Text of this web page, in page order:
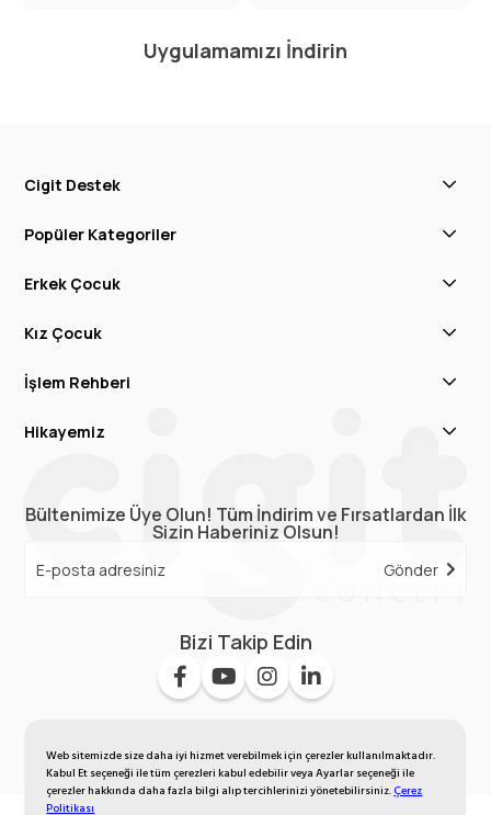
Web sitemizde size daha iyi hizmet verebilmek için çerezler kullanılmaktadır.
Kabul Et seçeneği ile tüm çerezleri kabul edebilir veya Ayarlar seçeneği ile
çerezler hakkında daha fazla bilgi alıp tercihlerinizi yönetebilirsiniz.Çerez
Politikası
Uygulamamızı İndirin
Cigit Destek
Popüler Kategoriler
Erkek Çocuk
Kız Çocuk
İşlem Rehberi
Hikayemiz
Bültenimize Üye Olun! Tüm İndirim ve Fırsatlardan İlk
Sizin Haberiniz Olsun!
Gönder
Bizi Takip Edin